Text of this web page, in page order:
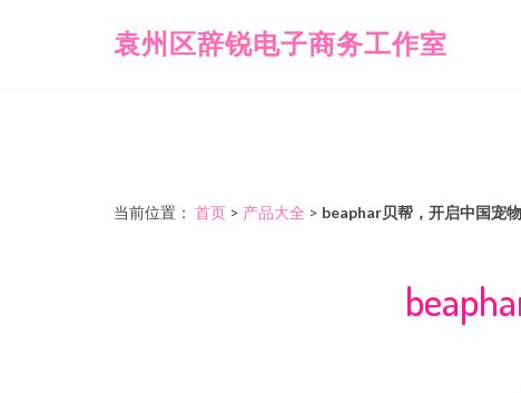
袁州区辞锐电子商务工作室
当前位置： 首页 > 产品大全 > beaphar贝帮，开启中国宠